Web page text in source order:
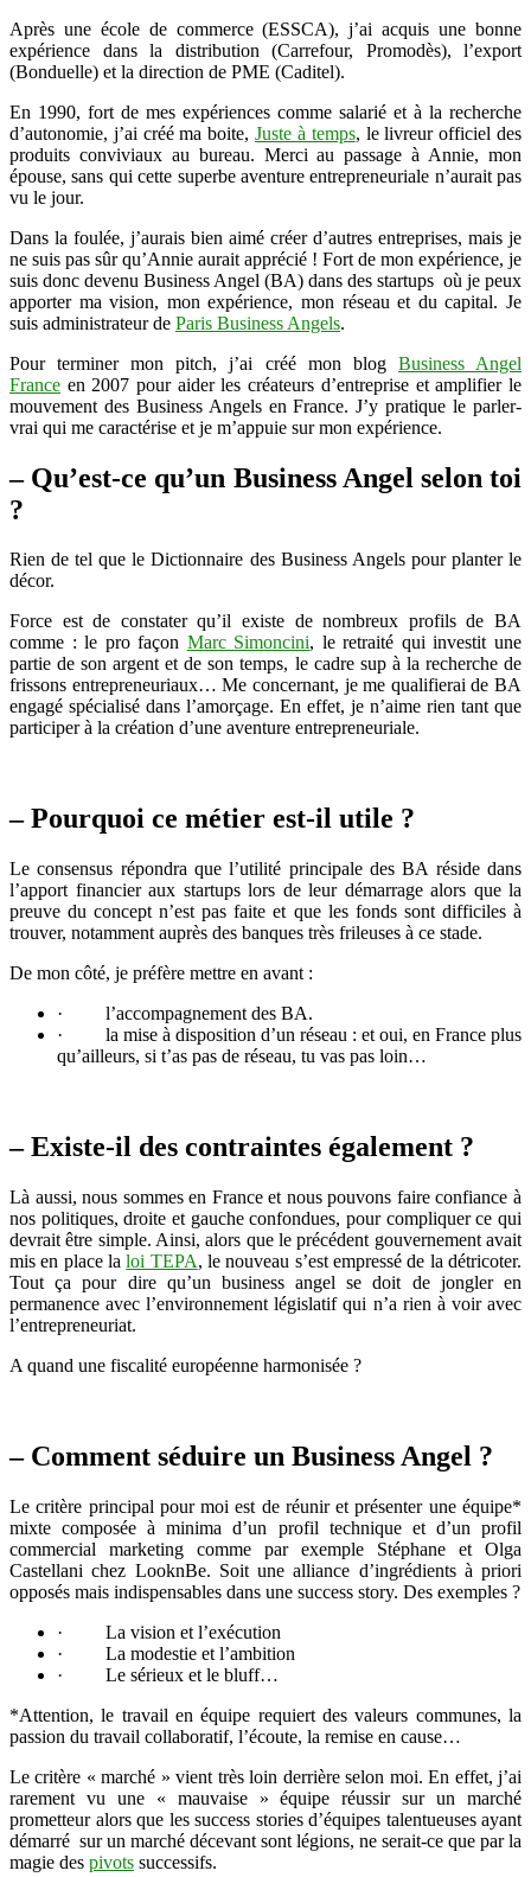
Après une école de commerce (ESSCA), j’ai acquis une bonne
expérience dans la distribution (Carrefour, Promodès), l’export
(Bonduelle) et la direction de PME (Caditel).
En 1990, fort de mes expériences comme salarié et à la recherche
d’autonomie, j’ai créé ma boite,Juste à temps, le livreur officiel des
produits conviviaux au bureau. Merci au passage à Annie, mon
épouse, sans qui cette superbe aventure entrepreneuriale n’aurait pas
vu le jour.
Dans la foulée, j’aurais bien aimé créer d’autres entreprises, mais je
ne suis pas sûr qu’Annie aurait apprécié ! Fort de mon expérience, je
suis donc devenu Business Angel (BA) dans des startups où je peux
apporter ma vision, mon expérience, mon réseau et du capital. Je
suis administrateur de Paris Business Angels.
Pour terminer mon pitch, j’ai créé mon blog Business Angel
France en 2007 pour aider les créateurs d’entreprise et amplifier le
mouvement des Business Angels en France. J’y pratique le parler-
vrai qui me caractérise et je m’appuie sur mon expérience.
– Qu’est-ce qu’un Business Angel selon toi
?
Rien de tel que le Dictionnaire des Business Angels pour planter le
décor.
Force est de constater qu’il existe de nombreux profils de BA
comme : le pro façon Marc Simoncini, le retraité qui investit une
partie de son argent et de son temps, le cadre sup à la recherche de
frissons entrepreneuriaux… Me concernant, je me qualifierai de BA
engagé spécialisé dans l’amorçage. En effet, je n’aime rien tant que
participer à la création d’une aventure entrepreneuriale.
– Pourquoi ce métier est-il utile ?
Le consensus répondra que l’utilité principale des BA réside dans
l’apport financier aux startups lors de leur démarrage alors que la
preuve du concept n’est pas faite et que les fonds sont difficiles à
trouver, notamment auprès des banques très frileuses à ce stade.
De mon côté, je préfère mettre en avant :
· l’accompagnement des BA.
· la mise à disposition d’un réseau : et oui, en France plus
qu’ailleurs, si t’as pas de réseau, tu vas pas loin…
– Existe-il des contraintes également ?
Là aussi, nous sommes en France et nous pouvons faire confiance à
nos politiques, droite et gauche confondues, pour compliquer ce qui
devrait être simple. Ainsi, alors que le précédent gouvernement avait
mis en place laloi TEPA, le nouveau s’est empressé de la détricoter.
Tout ça pour dire qu’un business angel se doit de jongler en
permanence avec l’environnement législatif qui n’a rien à voir avec
l’entrepreneuriat.
A quand une fiscalité européenne harmonisée ?
– Comment séduire un Business Angel ?
Le critère principal pour moi est de réunir et présenter une équipe*
mixte composée à minima d’un profil technique et d’un profil
commercial marketing comme par exemple Stéphane et Olga
Castellani chez LooknBe. Soit une alliance d’ingrédients à priori
opposés mais indispensables dans une success story. Des exemples ?
· La vision et l’exécution
· La modestie et l’ambition
· Le sérieux et le bluff…
*Attention, le travail en équipe requiert des valeurs communes, la
passion du travail collaboratif, l’écoute, la remise en cause…
Le critère « marché » vient très loin derrière selon moi. En effet, j’ai
rarement vu une « mauvaise » équipe réussir sur un marché
prometteur alors que les success stories d’équipes talentueuses ayant
démarré sur un marché décevant sont légions, ne serait-ce que par la
magie des pivots successifs.